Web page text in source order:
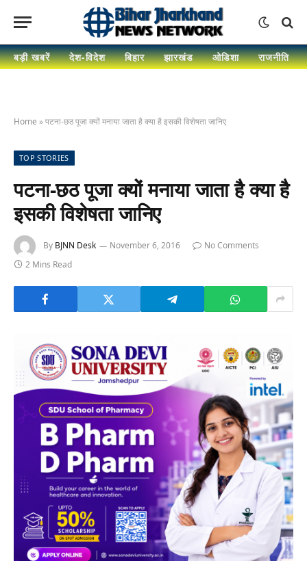
बड़ी खबरें देश-विदेश बिहार झारखंड ओडिशा राजनीति
Home »पटना-छठ पूजा क्यों मनाया जाता है क्या है इसकी विशेषता जानिए
TOP STORIES
पटना-छठ पूजा क्यों मनाया जाता है क्या है
इसकी विशेषता जानिए
By BJNN Desk November 6, 2016
No Comments
2 Mins Read